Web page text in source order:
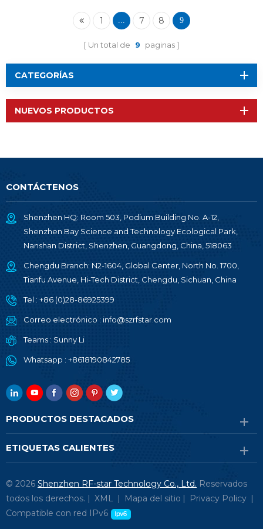
1 ... 7 8 9
Un total de 9 paginas
CATEGORÍAS
NUEVOS PRODUCTOS
CONTÁCTENOS
Shenzhen HQ: Room 503, Podium Building No. A-12,
Shenzhen Bay Science and Technology Ecological Park,
Nanshan District, Shenzhen, Guangdong, China, 518063
Chengdu Branch: N2-1604, Global Center, North No. 1700,
Tianfu Avenue, Hi-Tech District, Chengdu, Sichuan, China
Tel : +86 (0)28-86925399
Correo electrónico : info@szrfstar.com
Teams : Sunny Li
Whatsapp : +8618190842785
PRODUCTOS DESTACADOS
ETIQUETAS CALIENTES
© 2026 Shenzhen RF-star Technology Co., Ltd. Reservados
todos los derechos. | XML | Mapa del sitio | Privacy Policy |
Compatible con red IPv6